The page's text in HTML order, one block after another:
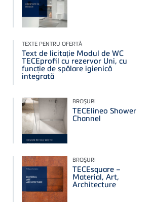
TEXTE PENTRU OFERTĂ
Text de licitație Modul de WC
TECEprofil cu rezervor Uni, cu
funcție de spălare igienică
integrată
BROŞURI
TECElineo Shower
Channel
BROŞURI
TECEsquare –
Material, Art,
Architecture